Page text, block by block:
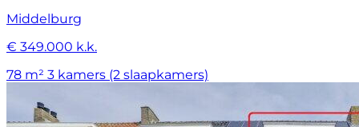
Middelburg
€ 349.000 k.k.
78 m² 3 kamers (2 slaapkamers)